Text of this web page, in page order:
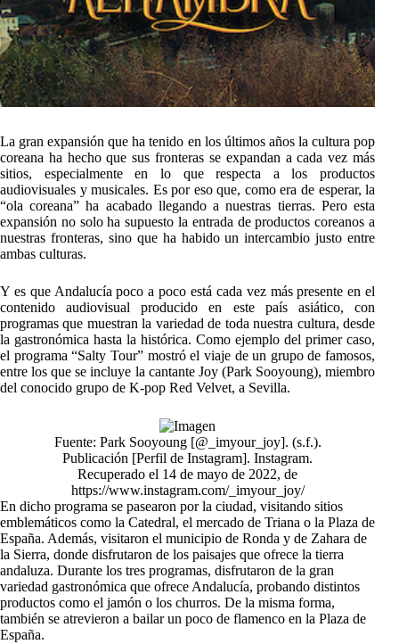
La gran expansión que ha tenido en los últimos años la cultura pop
coreana ha hecho que sus fronteras se expandan a cada vez más
sitios, especialmente en lo que respecta a los productos
audiovisuales y musicales. Es por eso que, como era de esperar, la
“ola coreana” ha acabado llegando a nuestras tierras. Pero esta
expansión no solo ha supuesto la entrada de productos coreanos a
nuestras fronteras, sino que ha habido un intercambio justo entre
ambas culturas.
Y es que Andalucía poco a poco está cada vez más presente en el
contenido audiovisual producido en este país asiático, con
programas que muestran la variedad de toda nuestra cultura, desde
la gastronómica hasta la histórica. Como ejemplo del primer caso,
el programa “Salty Tour” mostró el viaje de un grupo de famosos,
entre los que se incluye la cantante Joy (Park Sooyoung), miembro
del conocido grupo de K-pop Red Velvet, a Sevilla.
Fuente: Park Sooyoung [@_imyour_joy]. (s.f.).
Publicación [Perfil de Instagram]. Instagram.
Recuperado el 14 de mayo de 2022, de
https://www.instagram.com/_imyour_joy/
En dicho programa se pasearon por la ciudad, visitando sitios
emblemáticos como la Catedral, el mercado de Triana o la Plaza de
España. Además, visitaron el municipio de Ronda y de Zahara de
la Sierra, donde disfrutaron de los paisajes que ofrece la tierra
andaluza. Durante los tres programas, disfrutaron de la gran
variedad gastronómica que ofrece Andalucía, probando distintos
productos como el jamón o los churros. De la misma forma,
también se atrevieron a bailar un poco de flamenco en la Plaza de
España.